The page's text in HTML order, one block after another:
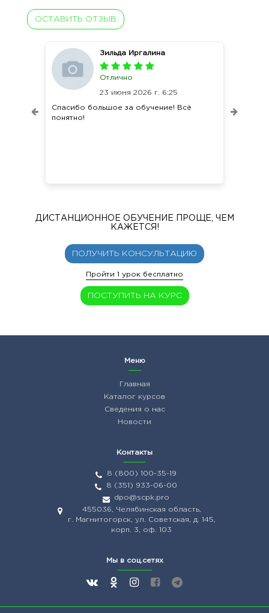
ОСТАВИТЬ ОТЗЫВ
Зильда Иргалина
Отлично
23 июня 2026 г. 6:25
Спасибо большое за обучение! Всё
понятно!
ДИСТАНЦИОННОЕ ОБУЧЕНИЕ ПРОЩЕ, ЧЕМ
КАЖЕТСЯ!
ПОЛУЧИТЬ КОНСУЛЬТАЦИЮ
Пройти 1 урок бесплатно
ПОСТУПИТЬ НА КУРС
Меню
Главная
Каталог курсов
Сведения о нас
Новости
Контакты
8 (800) 100-35-19
8 (351) 933-06-00
dpo@scpk.pro
455036, Челябинская область,
г. Магнитогорск, ул. Советская, д. 145,
корп. 3, оф. 103
Мы в соц.сетях